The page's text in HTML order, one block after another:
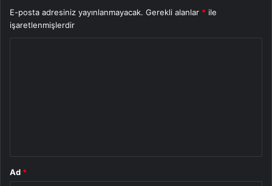
E-posta adresiniz yayınlanmayacak. Gerekli alanlar * ile
işaretlenmişlerdir
Ad *